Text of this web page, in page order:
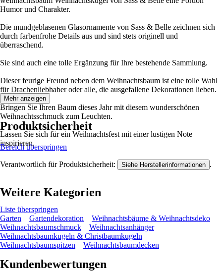
Humor und Charakter.
Die mundgeblasenen Glasornamente von Sass & Belle zeichnen sich
durch farbenfrohe Details aus und sind stets originell und
überraschend.
Sie sind auch eine tolle Ergänzung für Ihre bestehende Sammlung.
Dieser feurige Freund neben dem Weihnachtsbaum ist eine tolle Wahl
für Drachenliebhaber oder alle, die ausgefallene Dekorationen lieben.
Bringen Sie Ihren Baum dieses Jahr mit diesem wunderschönen
Weihnachtsschmuck zum Leuchten.
Lassen Sie sich für ein Weihnachtsfest mit einer lustigen Note
inspirieren.
Mehr anzeigen
Produktsicherheit
Bereich überspringen
Verantwortlich für Produktsicherheit: Siehe Herstellerinformationen .
Weitere Kategorien
Liste überspringen
Garten
Gartendekoration
Weihnachtsbäume & Weihnachtsdeko
Weihnachtsbaumschmuck
Weihnachtsanhänger
Weihnachtsbaumkugeln & Christbaumkugeln
Weihnachtsbaumspitzen
Weihnachtsbaumdecken
Kundenbewertungen